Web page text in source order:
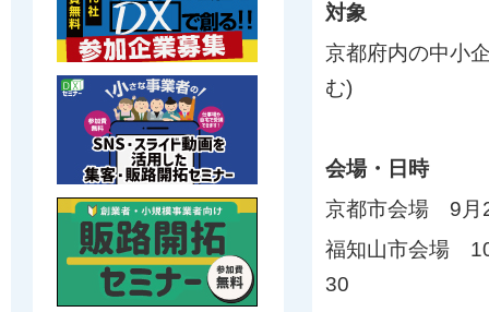
対象
京都府内の中小
む)
会場・日時
京都市会場 9月
福知山市会場
30